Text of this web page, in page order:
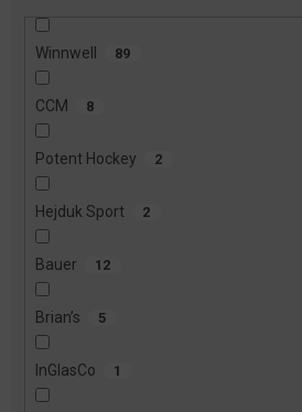
Winnwell 89
CCM 8
Potent Hockey 2
Hejduk Sport 2
Bauer 12
Brian’s 5
InGlasCo 1